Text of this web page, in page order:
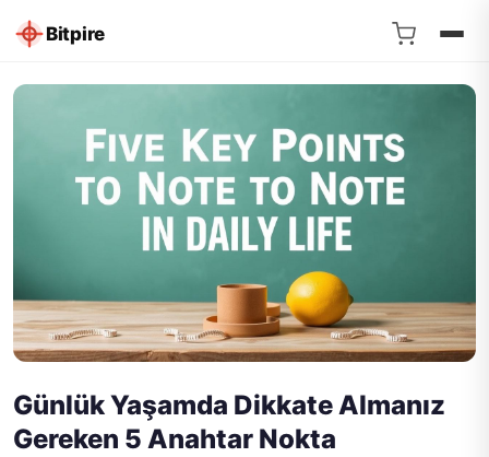
Bitpire
Günlük Yaşamda Dikkate Almanız
Gereken 5 Anahtar Nokta